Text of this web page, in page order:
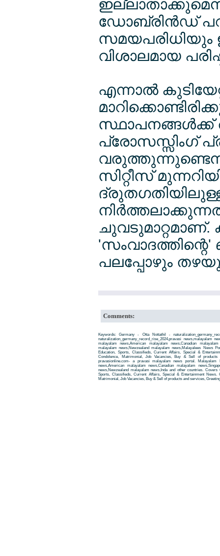
ഡോബ്രിന്‍ഡ്
സമയപരിധിയും
വിശാലമായ
എന്നാല്‍
സ്ഥാപനങ്ങള്‍ക്ക്
പ്രോസസ്സിംഗ്
സിറ്റീസ്
ചുവടുമാറ്റമാണ്.
'സംവാദത്തിന്റെ'
പലപ്പോഴും
Comments:
Keywords: Germany - Otta Nottathil -
naturalization_germany_record_rise_2024,pravasi news,malayalam
malayalam news,American malayalam news,Canadian
malayalam news,Newzealand malayalam news,Malayalees News
Education, Sports, Classifieds, Current Affairs, Special &
Condolence, Matrimonial, Job Vacancies, Buy & Sell of
pravasionline.com- a pravasi malayalam news portal. Malayalam
news,American malayalam news,Canadian malayalam
news,Newzealand malayalam news,Inda and other countries.
Sports, Classifieds, Current Affairs, Special & Entertainment News.
Matrimonial, Job Vacancies, Buy & Sell of products and services,